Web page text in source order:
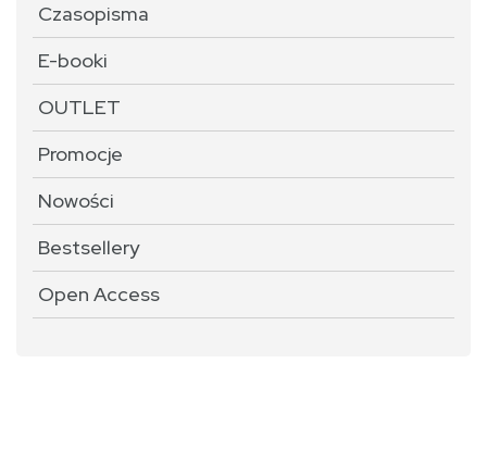
Czasopisma
E-booki
OUTLET
Promocje
Nowości
Bestsellery
Open Access